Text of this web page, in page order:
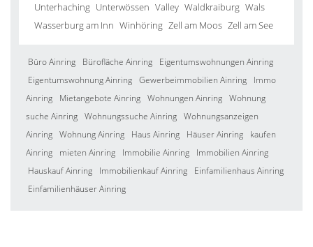
Unterhaching Unterwössen Valley Waldkraiburg Wals
Wasserburg am Inn Winhöring Zell am Moos Zell am See
Büro Ainring Bürofläche Ainring
Eigentumswohnungen Ainring
Eigentumswohnung Ainring Gewerbeimmobilien Ainring
Immo
Ainring
Mietangebote Ainring Wohnungen Ainring Wohnung
suche Ainring Wohnungssuche Ainring Wohnungsanzeigen
Ainring Wohnung Ainring Haus Ainring Häuser Ainring
kaufen
Ainring
mieten Ainring Immobilie Ainring
Immobilien Ainring
Hauskauf Ainring
Immobilienkauf Ainring
Einfamilienhaus Ainring
Einfamilienhäuser Ainring